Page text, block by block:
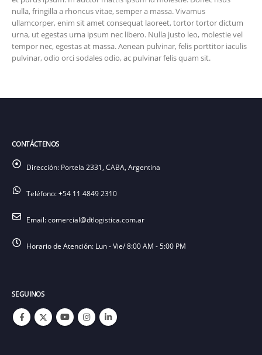
nulla, fringilla a rhoncus vitae, semper a massa. Vivamus
ullamcorper, enim sit amet consequat laoreet, tortor tortor dictum
urna, ut egestas urna ipsum nec libero. Nulla justo leo, molestie vel
tempor nec, egestas at massa. Aenean pulvinar, felis porttitor iaculis
pulvinar, odio orci sodales odio, ac pulvinar felis quam sit.
CONTÁCTENOS
Dirección: Portela 2331, CABA, Argentina
Teléfono:+54 11 4849 2310
Email:comercial@dtlogistica.com.ar
Horario de Atención: Lun - Vie/ 8:00 AM - 5:00 PM
SEGUINOS